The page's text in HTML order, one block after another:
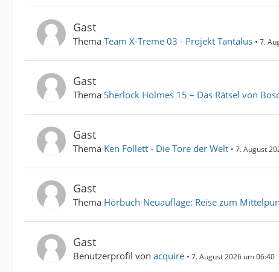
Gast
Thema Team X-Treme 03 - Projekt Tantalus 7.
Gast
Thema Sherlock Holmes 15 – Das Rätsel von
Gast
Thema Ken Follett - Die Tore der Welt 7. August
Gast
Thema Hörbuch-Neuauflage: Reise zum
Gast
Benutzerprofil von acquire 7. August 2026 um 06:40